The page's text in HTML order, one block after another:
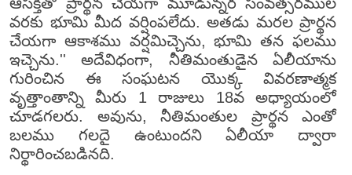
వరకు భూమి మీద వర్షింపలేదు. అతడు మరల ప్రార్థన
చేయగా ఆకాశము వర్షమిచ్చెను, భూమి తన ఫలము
ఇచ్చెను.'' అదేవిధంగా, నీతిమంతుడైన ఏలీయాను
గురించిన ఈ సంఘటన యొక్క వివరణాత్మక
వృత్తాంతాన్ని మీరు 1 రాజులు 18వ అధ్యాయంలో
చూడగలరు. అవును, నీతిమంతుల ప్రార్థన ఎంతో
బలము గలదై ఉంటుందని ఏలీయా ద్వారా
నిర్థారించబడినది.